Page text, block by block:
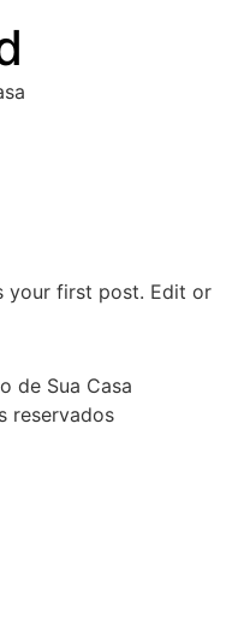
your first post. Edit or
de Sua Casa
reservados